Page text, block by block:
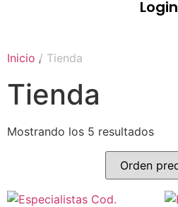
Login
Inicio / Tienda
Tienda
Mostrando los 5 resultados